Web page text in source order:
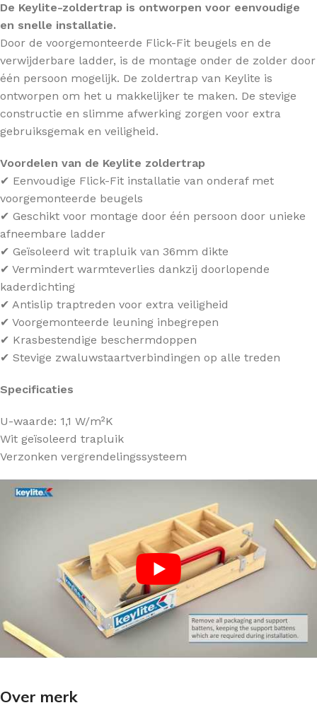
De Keylite-zoldertrap is ontworpen voor eenvoudige
en snelle installatie.
Door de voorgemonteerde Flick-Fit beugels en de
verwijderbare ladder, is de montage onder de zolder door
één persoon mogelijk. De zoldertrap van Keylite is
ontworpen om het u makkelijker te maken. De stevige
constructie en slimme afwerking zorgen voor extra
gebruiksgemak en veiligheid.
Voordelen van de Keylite zoldertrap
✔ Eenvoudige Flick-Fit installatie van onderaf met
voorgemonteerde beugels
✔ Geschikt voor montage door één persoon door unieke
afneembare ladder
✔ Geïsoleerd wit trapluik van 36mm dikte
✔ Vermindert warmteverlies dankzij doorlopende
kaderdichting
✔ Antislip traptreden voor extra veiligheid
✔ Voorgemonteerde leuning inbegrepen
✔ Krasbestendige beschermdoppen
✔ Stevige zwaluwstaartverbindingen op alle treden
Specificaties
U-waarde: 1,1 W/m²K
Wit geïsoleerd trapluik
Verzonken vergrendelingssysteem
Over merk